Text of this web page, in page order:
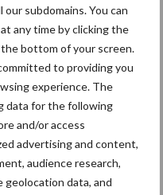
subdomains. You can
any time by clicking the
bottom of your screen.
to providing you
experience. The
data for the following
and/or access
advertising and content,
audience research,
geolocation data, and
steun krijgen omwille
of beperkingen rond
na te leven vanaf de
Voorbeelden zijn
onkruidbestrijding,
of RTK-GPS-aansturing